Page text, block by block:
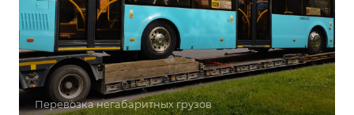
Перевозка негабаритных грузов